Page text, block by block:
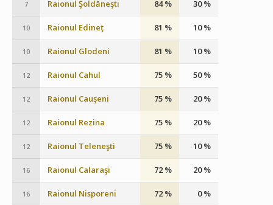
7 Raionul Şoldăneşti 84 % 30 %
10 Raionul Edineţ 81 % 10 %
10 Raionul Glodeni 81 % 10 %
12 Raionul Cahul 75 % 50 %
12 Raionul Cauşeni 75 % 20 %
12 Raionul Rezina 75 % 20 %
12 Raionul Teleneşti 75 % 10 %
16 Raionul Calaraşi 72 % 20 %
16 Raionul Nisporeni 72 % 0 %